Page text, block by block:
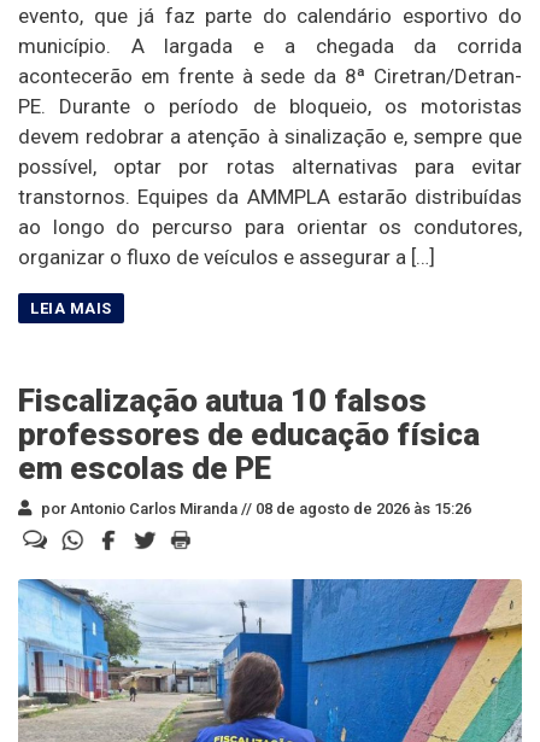
evento, que já faz parte do calendário esportivo do
município. A largada e a chegada da corrida
acontecerão em frente à sede da 8ª Ciretran/Detran-
PE. Durante o período de bloqueio, os motoristas
devem redobrar a atenção à sinalização e, sempre que
possível, optar por rotas alternativas para evitar
transtornos. Equipes da AMMPLA estarão distribuídas
ao longo do percurso para orientar os condutores,
organizar o fluxo de veículos e assegurar a […]
Fiscalização autua 10 falsos
professores de educação física
em escolas de PE
por Antonio Carlos Miranda // 08 de agosto de 2026 às 15:26